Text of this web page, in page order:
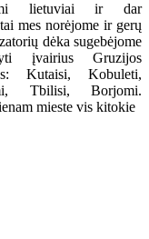
lietuviai ir dar
mes norėjome ir gerų
dėka sugebėjome
įvairius Gruzijos
Kutaisi, Kobuleti,
Tbilisi, Borjomi.
mieste vis kitokie